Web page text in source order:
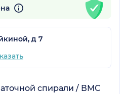
д 7
спирали / ВМС